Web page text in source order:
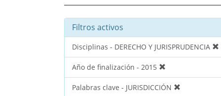
Filtros activos
Disciplinas - DERECHO Y JURISPRUDENCIA
Año de finalización - 2015
Palabras clave - JURISDICCIÓN